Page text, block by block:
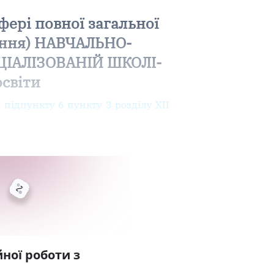
повної загальної
НАВЧАЛЬНО-
ШКОЛІ-
підпункту 6 пункту 3 розділу XII
роботи з